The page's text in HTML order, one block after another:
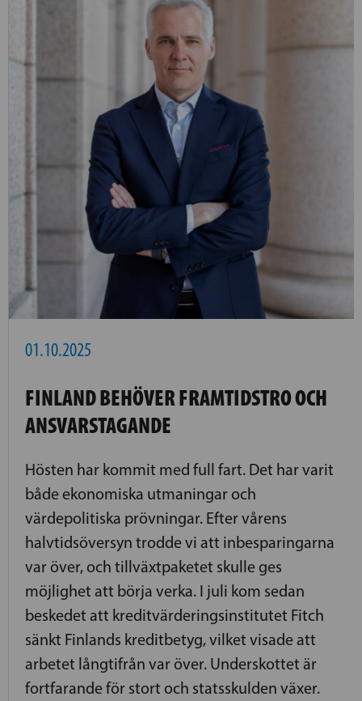
01.10.2025
FINLAND BEHÖVER FRAMTIDSTRO OCH
ANSVARSTAGANDE
Hösten har kommit med full fart. Det har varit
både ekonomiska utmaningar och
värdepolitiska prövningar. Efter vårens
halvtidsöversyn trodde vi att inbesparingarna
var över, och tillväxtpaketet skulle ges
möjlighet att börja verka. I juli kom sedan
beskedet att kreditvärderingsinstitutet Fitch
sänkt Finlands kreditbetyg, vilket visade att
arbetet långtifrån var över. Underskottet är
fortfarande för stort och statsskulden växer.